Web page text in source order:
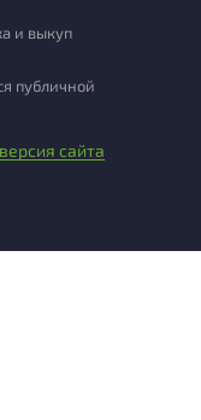
и выкуп
публичной
сайта